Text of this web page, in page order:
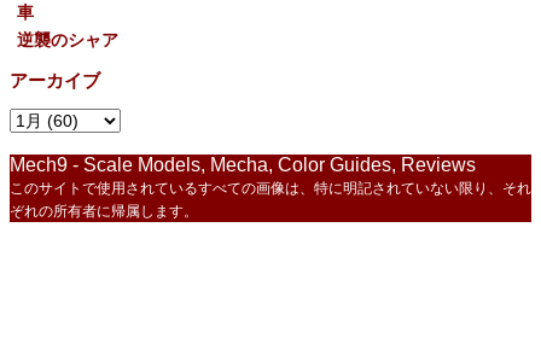
車
逆襲のシャア
アーカイブ
Mech9 - Scale Models, Mecha, Color Guides, Reviews
このサイトで使用されているすべての画像は、特に明記されていない限り、それ
ぞれの所有者に帰属します。